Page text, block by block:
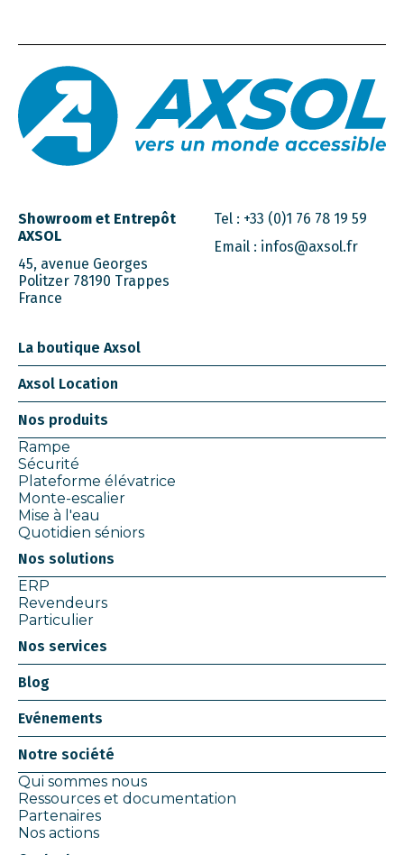
Showroom et Entrepôt
AXSOL
45, avenue Georges
Politzer 78190 Trappes
France
Tel : +33 (0)1 76 78 19 59
Email : infos@axsol.fr
La boutique Axsol
Axsol Location
Nos produits
Rampe
Sécurité
Plateforme élévatrice
Monte-escalier
Mise à l'eau
Quotidien séniors
Nos solutions
ERP
Revendeurs
Particulier
Nos services
Blog
Evénements
Notre société
Qui sommes nous
Ressources et documentation
Partenaires
Nos actions